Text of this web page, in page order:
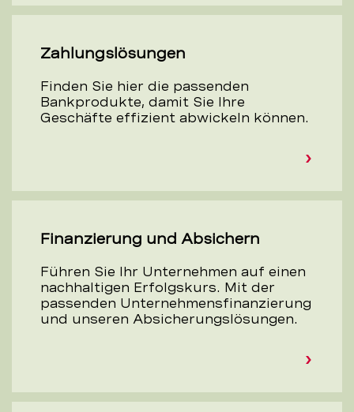
Zahlungslösungen
Finden Sie hier die passenden
Bankprodukte, damit Sie Ihre
Geschäfte effizient abwickeln können.
Finanzierung und Absichern
Führen Sie Ihr Unternehmen auf einen
nachhaltigen Erfolgskurs. Mit der
passenden Unternehmensfinanzierung
und unseren Absicherungslösungen.